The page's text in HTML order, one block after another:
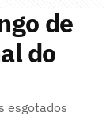
de
do
esgotados